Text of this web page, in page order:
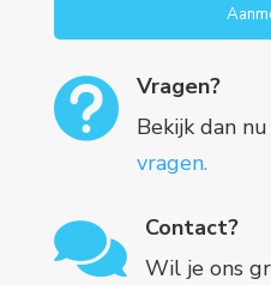

Vragen?
Bekijk dan
vragen.

Contact?
Wil je ons